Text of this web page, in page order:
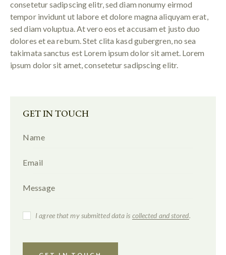
consetetur sadipscing elitr, sed diam nonumy eirmod
tempor invidunt ut labore et dolore magna aliquyam erat,
sed diam voluptua. At vero eos et accusam et justo duo
dolores et ea rebum. Stet clita kasd gubergren, no sea
takimata sanctus est Lorem ipsum dolor sit amet. Lorem
ipsum dolor sit amet, consetetur sadipscing elitr.
GET IN TOUCH
I agree that my submitted data is collected and stored.